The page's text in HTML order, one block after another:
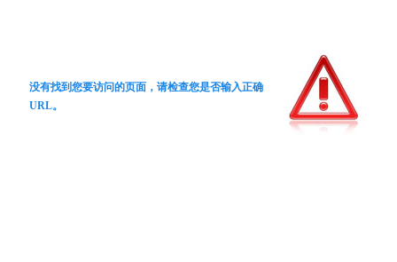
没有找到您要访问的页面，请检查您是否输入正确
URL。